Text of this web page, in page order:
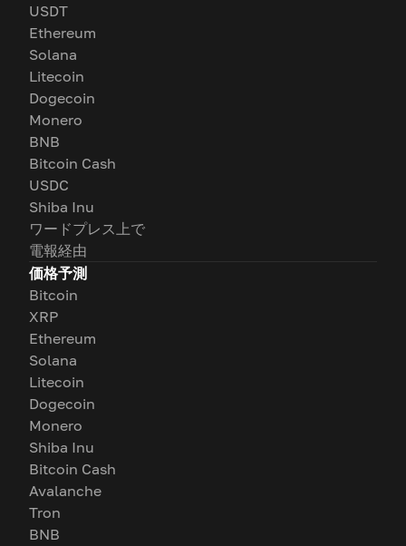
USDT
Ethereum
Solana
Litecoin
Dogecoin
Monero
BNB
Bitcoin Cash
USDC
Shiba Inu
ワードプレス上で
電報経由
価格予測
Bitcoin
XRP
Ethereum
Solana
Litecoin
Dogecoin
Monero
Shiba Inu
Bitcoin Cash
Avalanche
Tron
BNB